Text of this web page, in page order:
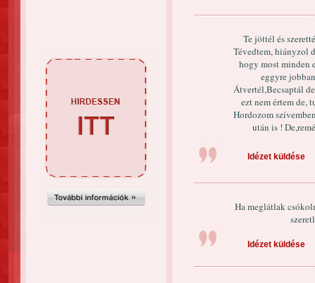
Te jöttél és
Tévedtem, hiányzol
hogy most minden
eggyre
Átvertél,Becsaptál
ezt nem értem de,
Hordozom
után is !
Idézet küldése
Ha meglátlak
Idézet küldése